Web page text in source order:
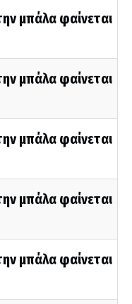
μπάλα φαίνεται
μπάλα φαίνεται
μπάλα φαίνεται
μπάλα φαίνεται
μπάλα φαίνεται